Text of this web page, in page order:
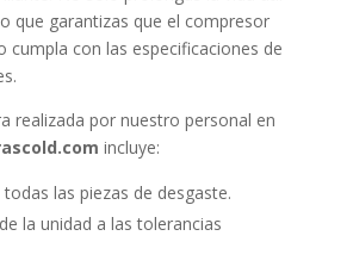
que garantizas que el compresor
cumpla con las especificaciones de
realizada por nuestro personal en
incluye:
las piezas de desgaste.
la unidad a las tolerancias